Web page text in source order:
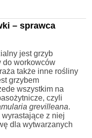
– sprawca
jest grzyb
do workowców
także inne rośliny
grzybem
wszystkim na
czyli
grevilleana.
z niej
dla wytwarzanych